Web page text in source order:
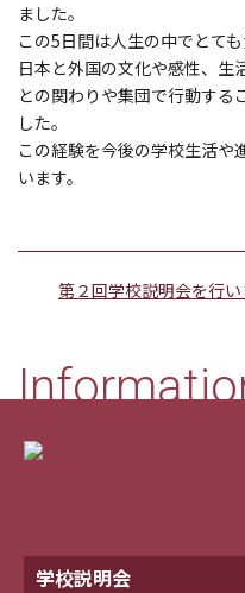
ました。
この5日間は人生の中でとて
日本と外国の文化や感性、生
との関わりや集団で行動する
した。
この経験を今後の学校生活や
います。
第２回学校説明会を行い
学校説明会